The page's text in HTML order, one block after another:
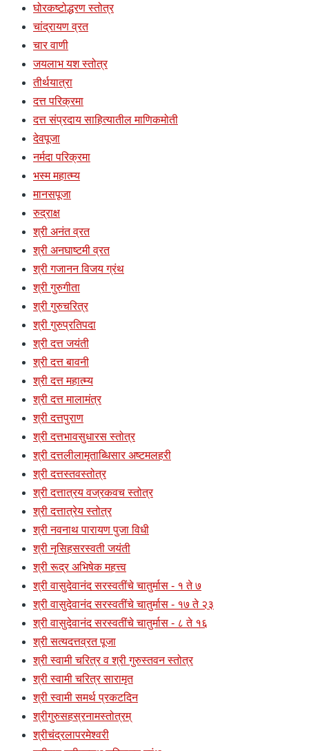
घोरकष्टोद्धरण स्तोत्र
चांद्रायण व्रत
चार वाणी
जयलाभ यश स्तोत्र
तीर्थयात्रा
दत्त परिक्रमा
दत्त संप्रदाय साहित्यातील माणिकमोती
देवपूजा
नर्मदा परिक्रमा
भस्म महात्म्य
मानसपूजा
रुद्राक्ष
श्री अनंत व्रत
श्री अनघाष्टमी व्रत
श्री गजानन विजय ग्रंथ
श्री गुरुगीता
श्री गुरुचरित्र
श्री गुरुप्रतिपदा
श्री दत्त जयंती
श्री दत्त बावनी
श्री दत्त महात्म्य
श्री दत्त मालामंत्र
श्री दत्तपुराण
श्री दत्तभावसुधारस स्तोत्र
श्री दत्तलीलामृताब्धिसार अष्टमलहरी
श्री दत्तस्तवस्तोत्र
श्री दत्तात्रय वज्रकवच स्तोत्र
श्री दत्तात्रेय स्तोत्र
श्री नवनाथ पारायण पुजा विधी
श्री नृसिहसरस्वती जयंती
श्री रूद्र अभिषेक महत्त्व
श्री वासुदेवानंद सरस्वतींचे चातुर्मास - १ ते ७
श्री वासुदेवानंद सरस्वतींचे चातुर्मास - १७ ते २३
श्री वासुदेवानंद सरस्वतींचे चातुर्मास - ८ ते १६
श्री सत्यदत्तव्रत पूजा
श्री स्वामी चरित्र व श्री गुरुस्तवन स्तोत्र
श्री स्वामी चरित्र सारामृत
श्री स्वामी समर्थ प्रकटदिन
श्रीगुरुसहस्रनामस्तोत्रम्
श्रीचंद्रलापरमेश्वरी